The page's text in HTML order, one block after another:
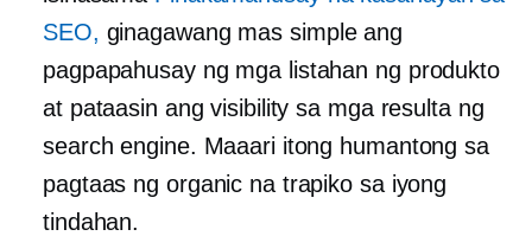
SEO, ginagawang mas simple ang
pagpapahusay ng mga listahan ng produkto
at pataasin ang visibility sa mga resulta ng
search engine. Maaari itong humantong sa
pagtaas ng organic na trapiko sa iyong
tindahan.